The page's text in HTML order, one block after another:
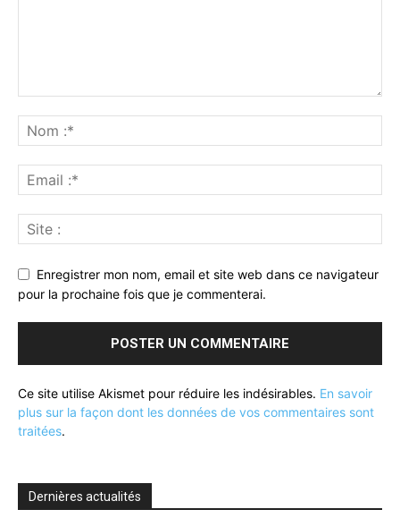
Enregistrer mon nom, email et site web dans ce navigateur
pour la prochaine fois que je commenterai.
Ce site utilise Akismet pour réduire les indésirables. En savoir
plus sur la façon dont les données de vos commentaires sont
traitées.
Dernières actualités